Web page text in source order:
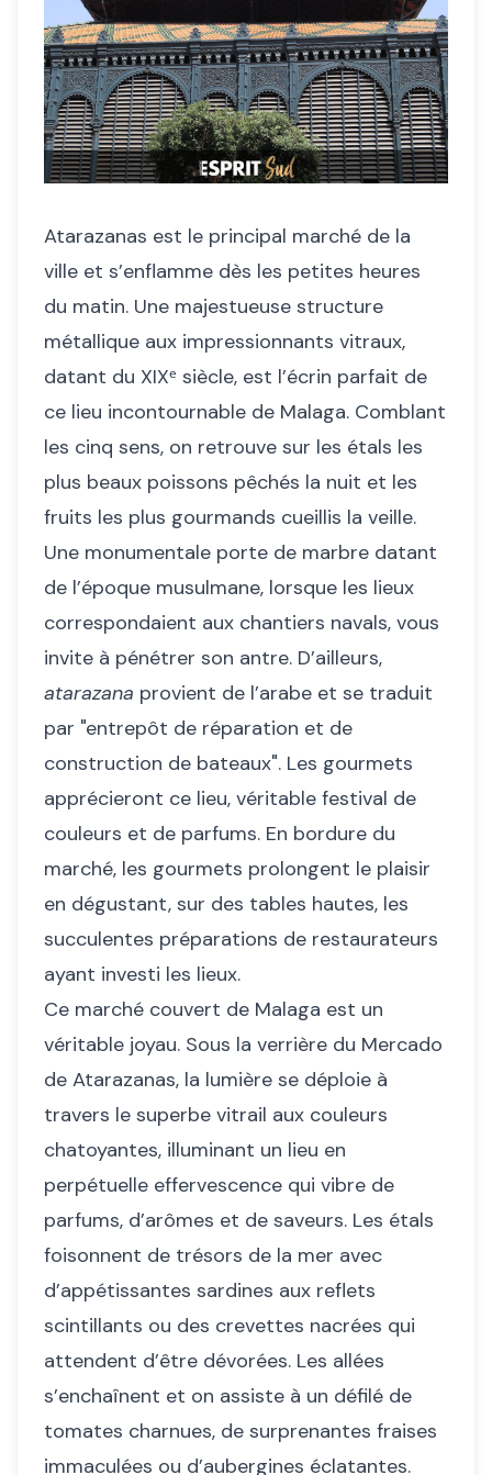
Atarazanas est le principal marché de la
ville et s’enflamme dès les petites heures
du matin. Une majestueuse structure
métallique aux impressionnants vitraux,
datant du XIXᵉ siècle, est l’écrin parfait de
ce lieu incontournable de Malaga. Comblant
les cinq sens, on retrouve sur les étals les
plus beaux poissons pêchés la nuit et les
fruits les plus gourmands cueillis la veille.
Une monumentale porte de marbre datant
de l’époque musulmane, lorsque les lieux
correspondaient aux chantiers navals, vous
invite à pénétrer son antre. D’ailleurs,
atarazana provient de l’arabe et se traduit
par "entrepôt de réparation et de
construction de bateaux". Les gourmets
apprécieront ce lieu, véritable festival de
couleurs et de parfums. En bordure du
marché, les gourmets prolongent le plaisir
en dégustant, sur des tables hautes, les
succulentes préparations de restaurateurs
ayant investi les lieux.
Ce marché couvert de Malaga est un
véritable joyau. Sous la verrière du Mercado
de Atarazanas, la lumière se déploie à
travers le superbe vitrail aux couleurs
chatoyantes, illuminant un lieu en
perpétuelle effervescence qui vibre de
parfums, d’arômes et de saveurs. Les étals
foisonnent de trésors de la mer avec
d’appétissantes sardines aux reflets
scintillants ou des crevettes nacrées qui
attendent d’être dévorées. Les allées
s’enchaînent et on assiste à un défilé de
tomates charnues, de surprenantes fraises
immaculées ou d’aubergines éclatantes.